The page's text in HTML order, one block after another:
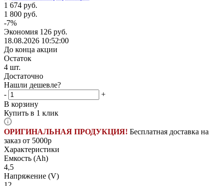
1 674 руб.
1 800 руб.
-7%
Экономия 126 руб.
18.08.2026 10:52:00
До конца акции
Остаток
4 шт.
Достаточно
Нашли дешевле?
-
+
В корзину
Купить в 1 клик
ОРИГИНАЛЬНАЯ ПРОДУКЦИЯ! Бесплатная доставка на
заказ от 5000р
Характеристики
Емкость (Ah)
4,5
Напряжение (V)